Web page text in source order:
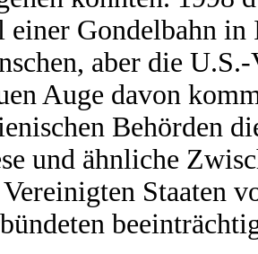
einer Gondelbahn
aber die
Auge davon
Behörden
und ähnliche
Staaten